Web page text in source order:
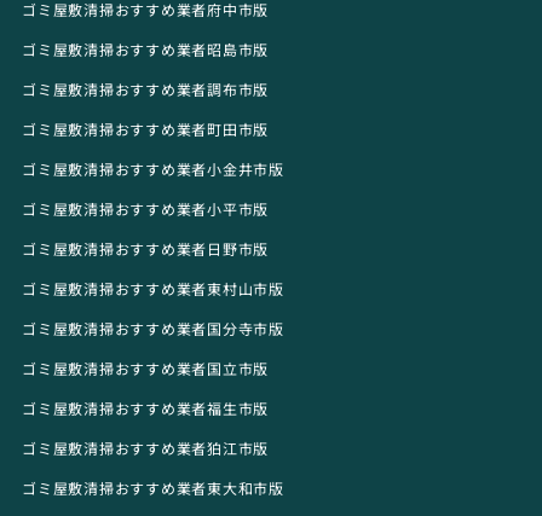
ゴミ屋敷清掃おすすめ業者府中市版
ゴミ屋敷清掃おすすめ業者昭島市版
ゴミ屋敷清掃おすすめ業者調布市版
ゴミ屋敷清掃おすすめ業者町田市版
ゴミ屋敷清掃おすすめ業者小金井市版
ゴミ屋敷清掃おすすめ業者小平市版
ゴミ屋敷清掃おすすめ業者日野市版
ゴミ屋敷清掃おすすめ業者東村山市版
ゴミ屋敷清掃おすすめ業者国分寺市版
ゴミ屋敷清掃おすすめ業者国立市版
ゴミ屋敷清掃おすすめ業者福生市版
ゴミ屋敷清掃おすすめ業者狛江市版
ゴミ屋敷清掃おすすめ業者東大和市版